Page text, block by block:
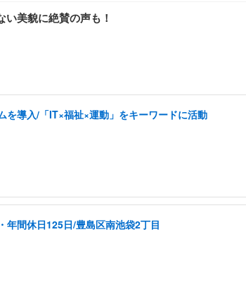
美貌に絶賛の声も！
を導入/「IT×福祉×運動」をキーワードに活動
年間休日125日/豊島区南池袋2丁目